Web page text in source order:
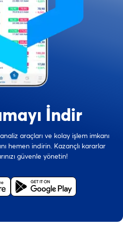
İndir
araçları ve kolay işlem imkanı
hemen indirin. Kazançlı kararlar
güvenle yönetin!